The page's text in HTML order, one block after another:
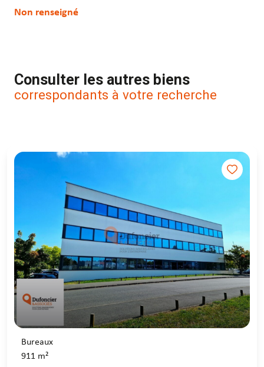
Non renseigné
Consulter les autres biens
correspondants à votre recherche
Bureaux
911 m²